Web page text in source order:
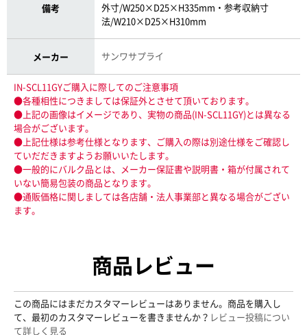
備考
外寸/W250×D25×H335mm・参考収納寸
法/W210×D25×H310mm
メーカー サンワサプライ
IN-SCL11GYご購入に際してのご注意事項
●各種相性につきましては保証外とさせて頂いております。
●上記の画像はイメージであり、実物の商品(IN-SCL11GY)とは異なる
場合がございます。
●上記仕様は参考仕様となります、ご購入の際は別途仕様をご確認し
ていだだきますようお願いいたします。
●一般的にバルク品とは、メーカー保証書や説明書・箱が付属されて
いない簡易包装の商品となります。
●通販価格に関しましては各店舗・法人事業部と異なる場合がござい
ます。
商品レビュー
この商品にはまだカスタマーレビューはありません。商品を購入し
て、最初のカスタマーレビューを書きませんか？ レビュー投稿につい
て詳しく見る